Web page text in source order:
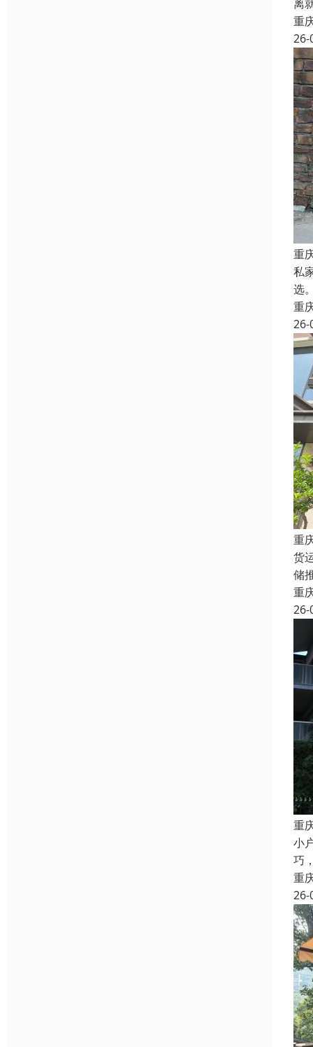
离
重
26-
重
私
选
重
26-
重
货
储
重
26-
重
小
巧
重
26-